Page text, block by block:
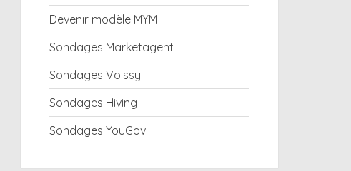
Devenir modèle MYM
Sondages Marketagent
Sondages Voissy
Sondages Hiving
Sondages YouGov